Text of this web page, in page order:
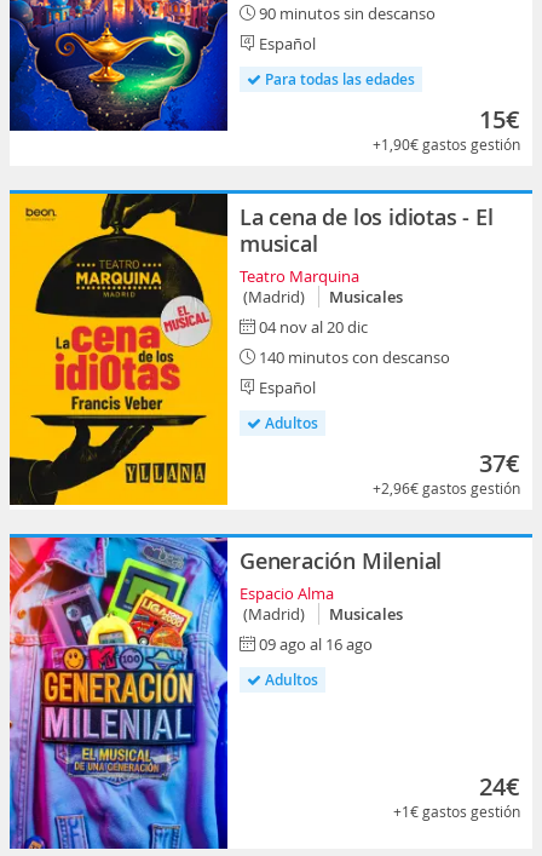
90 minutos sin descanso
Español
Para todas las edades
15€
+1,90€gastos gestión
La cena de los idiotas - El
musical
Teatro Marquina
(Madrid)
Musicales
04 nov al 20 dic
140 minutos con descanso
Español
Adultos
37€
+2,96€gastos gestión
Generación Milenial
Espacio Alma
(Madrid)
Musicales
09 ago al 16 ago
Adultos
24€
+1€gastos gestión